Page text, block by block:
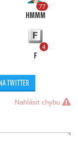
77
HMMM
4
F
TWITTER
Nahlásit chybu